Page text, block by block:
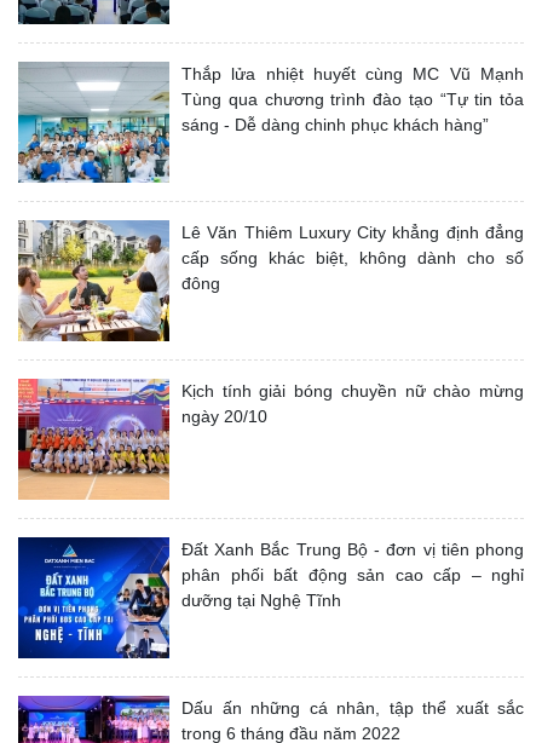
Thắp lửa nhiệt huyết cùng MC Vũ Mạnh
Tùng qua chương trình đào tạo “Tự tin tỏa
sáng - Dễ dàng chinh phục khách hàng”
Lê Văn Thiêm Luxury City khẳng định đẳng
cấp sống khác biệt, không dành cho số
đông
Kịch tính giải bóng chuyền nữ chào mừng
ngày 20/10
Đất Xanh Bắc Trung Bộ - đơn vị tiên phong
phân phối bất động sản cao cấp – nghỉ
dưỡng tại Nghệ Tĩnh
Dấu ấn những cá nhân, tập thể xuất sắc
trong 6 tháng đầu năm 2022